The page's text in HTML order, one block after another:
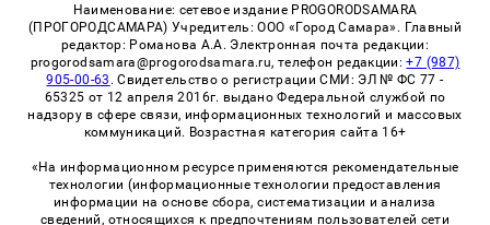
Наименование: сетевое издание PROGORODSAMARA
(ПРОГОРОДСАМАРА) Учредитель: ООО «Город Самара». Главный
редактор: Романова А.А. Электронная почта редакции:
progorodsamara@progorodsamara.ru, телефон редакции:+7 (987)
905-00-63 . Свидетельство о регистрации СМИ: ЭЛ № ФС 77 -
65325 от 12 апреля 2016г. выдано Федеральной службой по
надзору в сфере связи, информационных технологий и массовых
коммуникаций. Возрастная категория сайта 16+
«На информационном ресурсе применяются рекомендательные
технологии (информационные технологии предоставления
информации на основе сбора, систематизации и анализа
сведений, относящихся к предпочтениям пользователей сети